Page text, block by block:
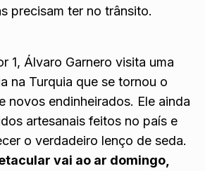
precisam ter no trânsito.
1, Álvaro Garnero visita uma
na Turquia que se tornou o
novos endinheirados. Ele ainda
artesanais feitos no país e
o verdadeiro lenço de seda.
vai ao ar domingo,